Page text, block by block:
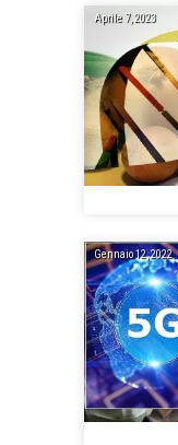
Aprile 7, 2023
Gennaio 12, 2022